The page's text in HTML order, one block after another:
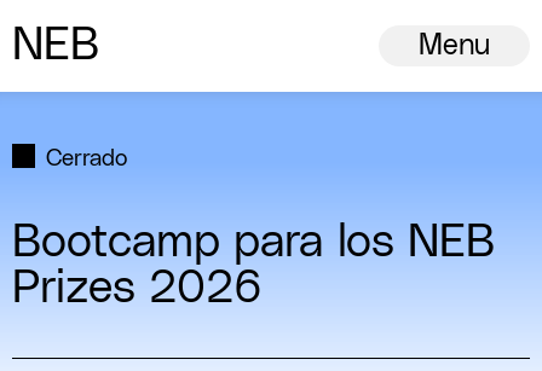
N ew
European
B Menu
Cerrado
Bootcamp para los NEB
Prizes 2026